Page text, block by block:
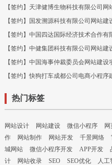
【签约】天津健博生物科技有限公司网
【签约】国发溯源科技有限公司网站建
【签约】中国四达国际经济技术合作有
【签约】中健集团科技有限公司网站建
【签约】中国海事仲裁委员会网站建设
【签约】快狗打车成都公司电商小程序
热门标签
网站设计 网站建设 微信小程序 网
作
网站制作 网站开发 千景网络
城网站
微信小程序开发 APP开发
计
网站收录 SEO SEO优化 人工